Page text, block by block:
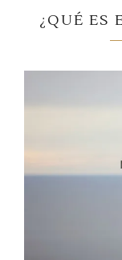
¿QUÉ ES